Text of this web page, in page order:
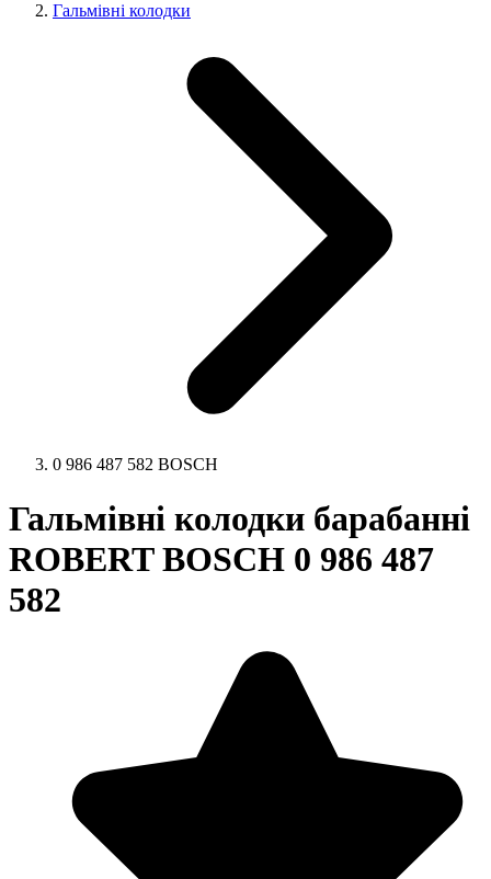
Гальмівні колодки
0 986 487 582 BOSCH
Гальмівні колодки барабанні
ROBERT BOSCH 0 986 487
582